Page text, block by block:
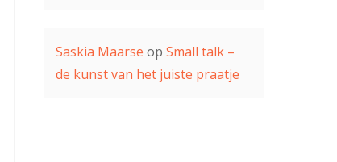
Saskia Maarse opSmall talk –
de kunst van het juiste praatje